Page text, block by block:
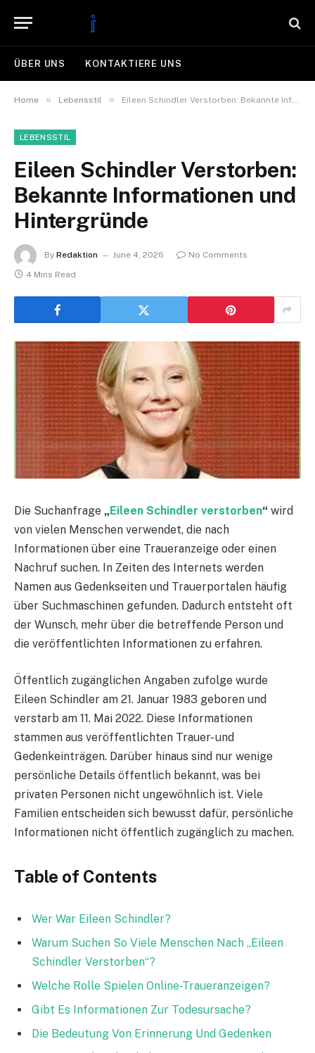
ÜBER UNS KONTAKTIERE UNS
Home » Lebensstil » Eileen Schindler Verstorben: Bekannte Informationen und Hintergründe
LEBENSSTIL
Eileen Schindler Verstorben:
Bekannte Informationen und
Hintergründe
By Redaktion June 4, 2026
No Comments
4 Mins Read
Die Suchanfrage „ Eileen Schindler verstorben“ wird
von vielen Menschen verwendet, die nach
Informationen über eine Traueranzeige oder einen
Nachruf suchen. In Zeiten des Internets werden
Namen aus Gedenkseiten und Trauerportalen häufig
über Suchmaschinen gefunden. Dadurch entsteht oft
der Wunsch, mehr über die betreffende Person und
die veröffentlichten Informationen zu erfahren.
Öffentlich zugänglichen Angaben zufolge wurde
Eileen Schindler am 21. Januar 1983 geboren und
verstarb am 11. Mai 2022. Diese Informationen
stammen aus veröffentlichten Trauer- und
Gedenkeinträgen. Darüber hinaus sind nur wenige
persönliche Details öffentlich bekannt, was bei
privaten Personen nicht ungewöhnlich ist. Viele
Familien entscheiden sich bewusst dafür, persönliche
Informationen nicht öffentlich zugänglich zu machen.
Table of Contents
Wer War Eileen Schindler?
Warum Suchen So Viele Menschen Nach „Eileen
Schindler Verstorben“?
Welche Rolle Spielen Online-Traueranzeigen?
Gibt Es Informationen Zur Todesursache?
Die Bedeutung Von Erinnerung Und Gedenken